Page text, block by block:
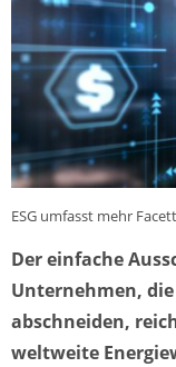
ESG umfasst mehr
Der einfache
Unternehmen, die
abschneiden,
weltweite